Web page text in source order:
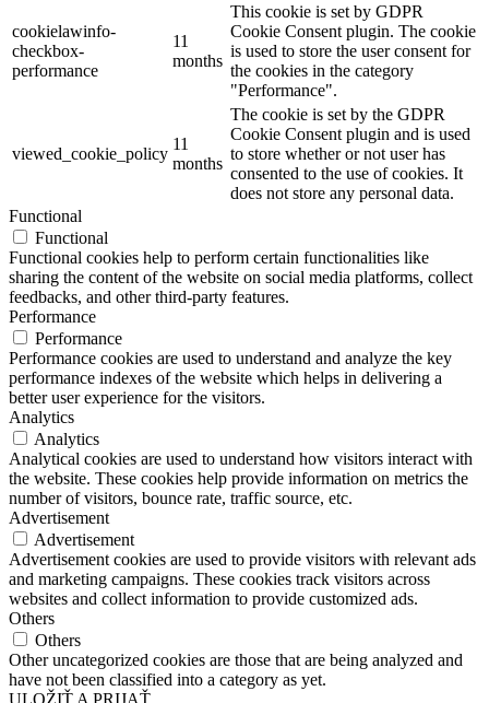
cookielawinfo-
checkbox-
performance
11
months
This cookie is set by GDPR
Cookie Consent plugin. The cookie
is used to store the user consent for
the cookies in the category
"Performance".
viewed_cookie_policy
11
months
The cookie is set by the GDPR
Cookie Consent plugin and is used
to store whether or not user has
consented to the use of cookies. It
does not store any personal data.
Functional
Functional
Functional cookies help to perform certain functionalities like
sharing the content of the website on social media platforms, collect
feedbacks, and other third-party features.
Performance
Performance
Performance cookies are used to understand and analyze the key
performance indexes of the website which helps in delivering a
better user experience for the visitors.
Analytics
Analytics
Analytical cookies are used to understand how visitors interact with
the website. These cookies help provide information on metrics the
number of visitors, bounce rate, traffic source, etc.
Advertisement
Advertisement
Advertisement cookies are used to provide visitors with relevant ads
and marketing campaigns. These cookies track visitors across
websites and collect information to provide customized ads.
Others
Others
Other uncategorized cookies are those that are being analyzed and
have not been classified into a category as yet.
ULOŽIŤ A PRIJAŤ